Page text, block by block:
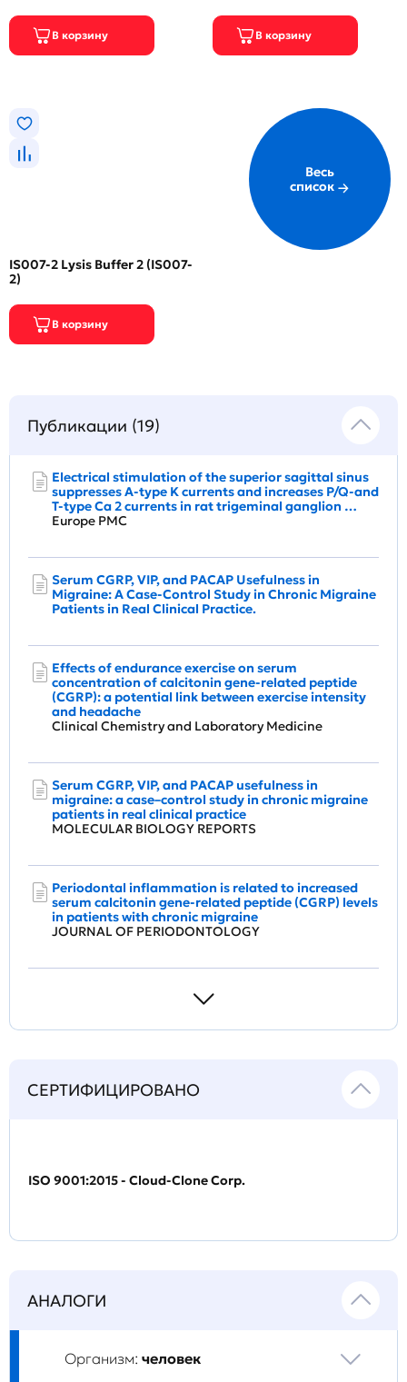
IS007-2 Lysis Buffer 2 (IS007-
2)
Весь
список
Публикации (19)
Electrical stimulation of the superior sagittal sinus
suppresses A-type K currents and increases P/Q-and
T-type Ca 2 currents in rat trigeminal ganglion …
Europe PMC
Serum CGRP, VIP, and PACAP Usefulness in
Migraine: A Case-Control Study in Chronic Migraine
Patients in Real Clinical Practice.
Effects of endurance exercise on serum
concentration of calcitonin gene-related peptide
(CGRP): a potential link between exercise intensity
and headache
Clinical Chemistry and Laboratory Medicine
Serum CGRP, VIP, and PACAP usefulness in
migraine: a case–control study in chronic migraine
patients in real clinical practice
MOLECULAR BIOLOGY REPORTS
Periodontal inflammation is related to increased
serum calcitonin gene‐related peptide (CGRP) levels
in patients with chronic migraine
JOURNAL OF PERIODONTOLOGY
СЕРТИФИЦИРОВАНО
ISO 9001:2015 - Cloud-Clone Corp.
АНАЛОГИ
Организм: человек